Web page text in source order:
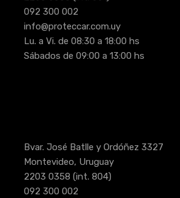
092 300 002
info@proteccar.com.uy
Lu. a Vi. de 08:30 a 18:00 hs
Sábados de 09:00 a 13:00 hs
Bvar. José Batlle y Ordóñez 3327
Montevideo, Uruguay
2203 0358 (int. 804)
092 300 002